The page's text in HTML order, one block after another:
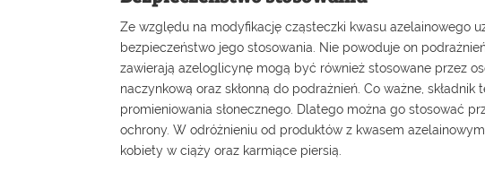
Ze względu na modyfikację cząsteczki kwasu azelainowego
bezpieczeństwo jego stosowania. Nie powoduje on
zawierają azeloglicynę mogą być również stosowane przez
naczynkową oraz skłonną do podrażnień. Co ważne,
promieniowania słonecznego. Dlatego można go stosować
ochrony. W odróżnieniu od produktów z kwasem
kobiety w ciąży oraz karmiące piersią.